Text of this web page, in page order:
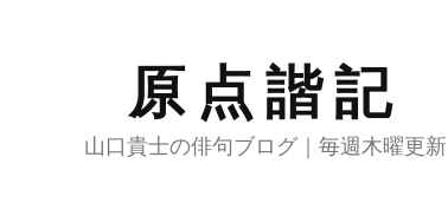
原点諧記
山口貴士の俳句ブログ｜毎週木曜更新